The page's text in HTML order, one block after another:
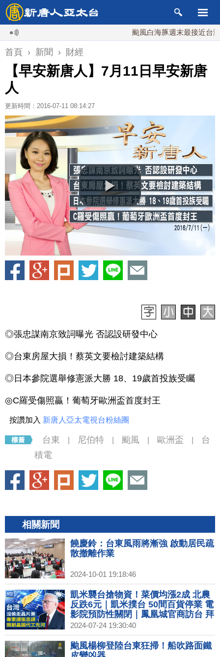
颱風白海豚週末最接近台灣 最快
首頁 › 新聞 › 財經
【早安新唐人】7月11日早安新唐
人
更新時間：2016-07-11 08:14:27
◎張忠謀南京致詞曝光 否認設研發中心
◎台東房屋大損！蔡英文要檢討建築結構
◎日本參院選舉修憲派大勝 18、19歲首投族受矚
◎C羅受傷照贏！葡萄牙歐洲盃首度封王
按讚加入 新唐人亞太電視台粉絲團
台東 尼伯特 颱風 歐洲盃
台
積電
相關新聞
饒慶鈴：台東風雨將漸強 啟動居民疏
散撤離作業
2024-10-01 19:18:46
凱米襲台搶物資！菜價均漲2成 北農
反跌6元｜凱米撲台 50間百貨停業 電
影院預防性關閉｜鳳凰城官商訪台 拜
會台積複製「台灣經驗」｜2026推摺
疊iPhone？傳蘋果已聯絡亞洲供應商
2024-07-24 19:30:40
颱風楊柳登陸台東狂掃！船吹路面鐵